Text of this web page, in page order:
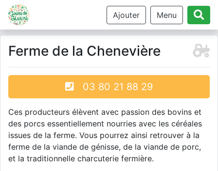
Ajouter Menu
Ferme de la Chenevière
03 80 21 88 29
Ces producteurs élèvent avec passion des bovins et
des porcs essentiellement nourries avec les céréales
issues de la ferme. Vous pourrez ainsi retrouver à la
ferme de la viande de génisse, de la viande de porc,
et la traditionnelle charcuterie fermière.